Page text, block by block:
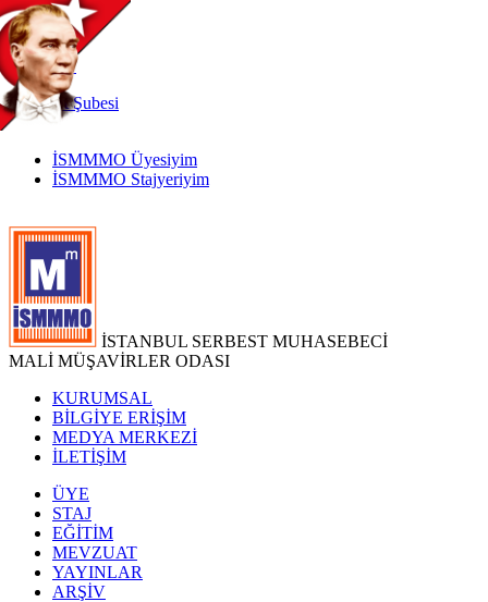
TR
|
EN
İnternetŞubesi
İSMMMO Üyesiyim
İSMMMO Stajyeriyim
İSTANBUL SERBEST MUHASEBECİ
MALİ MÜŞAVİRLER ODASI
KURUMSAL
BİLGİYE ERİŞİM
MEDYA MERKEZİ
İLETİŞİM
ÜYE
STAJ
EĞİTİM
MEVZUAT
YAYINLAR
ARŞİV